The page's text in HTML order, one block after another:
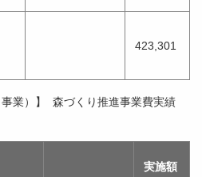
423,301
事業）】 森づくり推進事業費実績
実施額